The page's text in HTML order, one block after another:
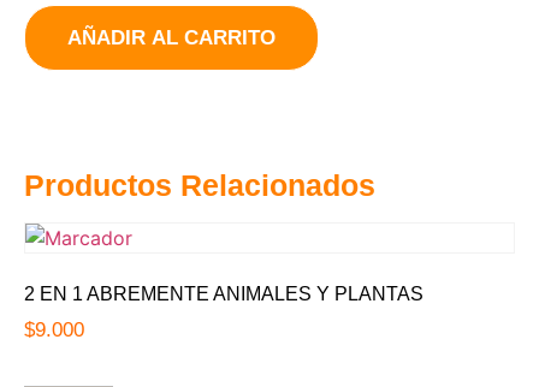
A
lo
marciano
cantidad
AÑADIR AL CARRITO
Productos Relacionados
2 EN 1 ABREMENTE ANIMALES Y PLANTAS
$9.000